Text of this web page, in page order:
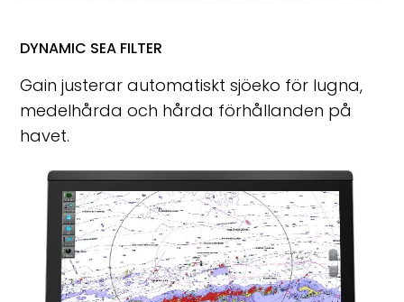
DYNAMIC SEA FILTER
Gain justerar automatiskt sjöeko för lugna,
medelhårda och hårda förhållanden på
havet.